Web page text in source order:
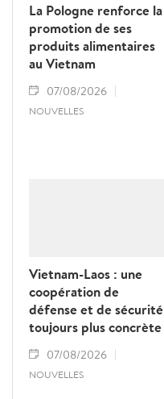
La Pologne renforce la
promotion de ses
produits alimentaires
au Vietnam
07/08/2026
NOUVELLES
Vietnam-Laos : une
coopération de
défense et de sécurité
toujours plus concrète
07/08/2026
NOUVELLES